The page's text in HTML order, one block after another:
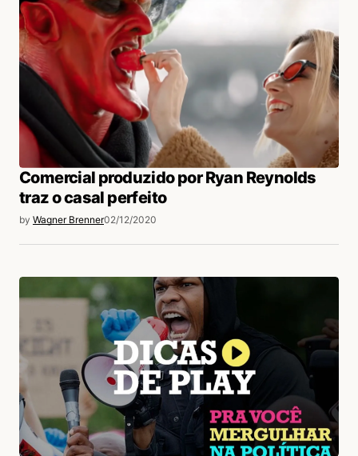
login
Comercial produzido por Ryan Reynolds
traz o casal perfeito
by Wagner Brenner02/12/2020